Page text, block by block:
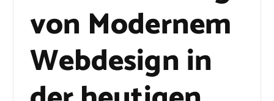
von Modernem
Webdesign in